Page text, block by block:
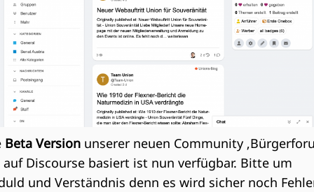
Beta Version unserer neuen Community
auf Discourse basiert ist nun verfügbar. Bitte um
und Verständnis denn es wird sicher noch